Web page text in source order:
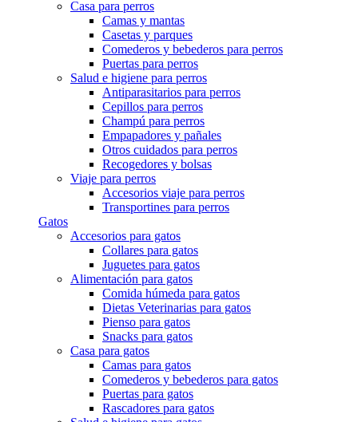
Casa para perros
Camas y mantas
Casetas y parques
Comederos y bebederos para perros
Puertas para perros
Salud e higiene para perros
Antiparasitarios para perros
Cepillos para perros
Champú para perros
Empapadores y pañales
Otros cuidados para perros
Recogedores y bolsas
Viaje para perros
Accesorios viaje para perros
Transportines para perros
Gatos
Accesorios para gatos
Collares para gatos
Juguetes para gatos
Alimentación para gatos
Comida húmeda para gatos
Dietas Veterinarias para gatos
Pienso para gatos
Snacks para gatos
Casa para gatos
Camas para gatos
Comederos y bebederos para gatos
Puertas para gatos
Rascadores para gatos